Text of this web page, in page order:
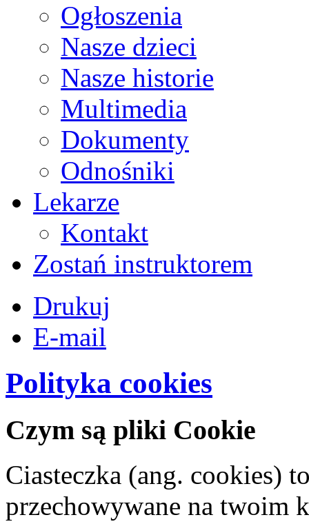
Ogłoszenia
Nasze dzieci
Nasze historie
Multimedia
Dokumenty
Odnośniki
Lekarze
Kontakt
Zostań instruktorem
Drukuj
E-mail
Polityka cookies
Czym są pliki Cookie
Ciasteczka (ang. cookies)
przechowywane na twoim